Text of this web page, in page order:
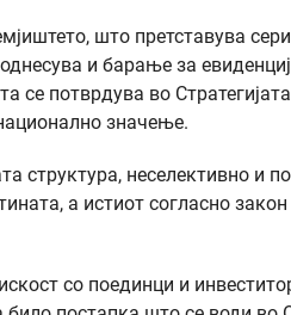
што претставува
и барање за
се потврдува во
значење.
структура, неселективно и
а истиот согласно закон
со поединци и